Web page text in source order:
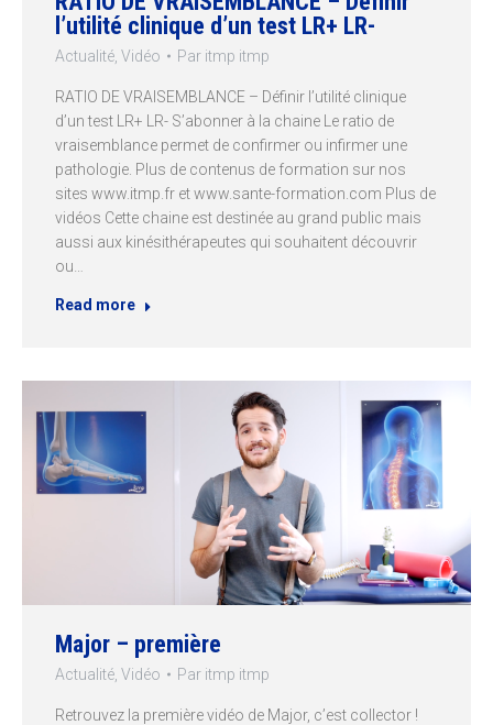
l’utilité clinique d’un test LR+ LR-
Actualité Vidéo Par itmp itmp
RATIO DE VRAISEMBLANCE – Définir l’utilité clinique
d’un test LR+ LR- S’abonner à la chaine Le ratio de
vraisemblance permet de confirmer ou infirmer une
pathologie. Plus de contenus de formation sur nos
sites www.itmp.fr et www.sante-formation.com Plus de
vidéos Cette chaine est destinée au grand public mais
aussi aux kinésithérapeutes qui souhaitent découvrir
ou…
Read more
Major – première
Actualité Vidéo Par itmp itmp
Retrouvez la première vidéo de Major, c’est collector !